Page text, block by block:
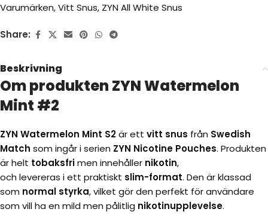
Varumärken,Vitt Snus, ZYN All White Snus
Share:
Beskrivning
Om produkten ZYN Watermelon
Mint #2
ZYN Watermelon Mint S2är ett vitt snus från Swedish
Match som ingår i serien ZYN Nicotine Pouches. Produkten
är helt tobaksfrimen innehåller nikotin,
och levereras i ett praktiskt slim-format. Den är klassad
som normal styrka, vilket gör den perfekt för användare
som vill ha en mild men pålitlig nikotinupplevelse.